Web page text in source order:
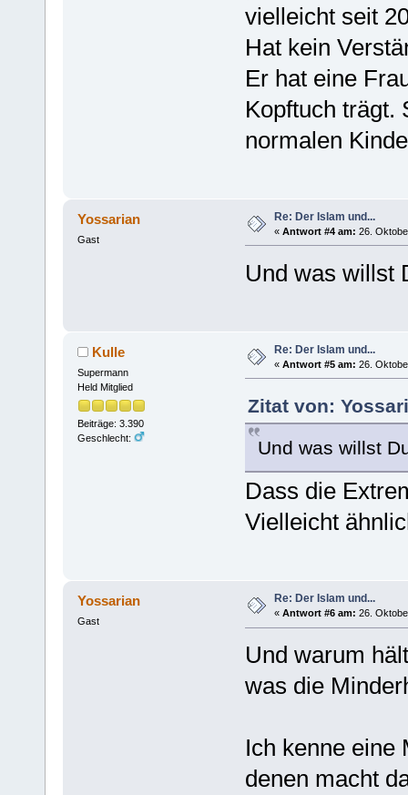
vielleicht seit
Hat kein
Er hat eine
Kopftuch trägt.
normalen
Yossarian
Gast
Re: Der Islam und...
« Antwort #4 am: 26.
Und was willst
Kulle
Supermann
Held Mitglied
Beiträge: 3.390
Geschlecht:
Re: Der Islam und...
« Antwort #5 am: 26.
Zitat von:
Und was willst
Dass die
Vielleicht
Yossarian
Gast
Re: Der Islam und...
« Antwort #6 am: 26.
Und warum
was die
Ich kenne eine
denen macht